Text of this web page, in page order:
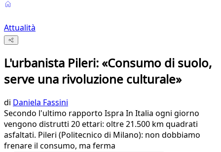
Attualità
L'urbanista Pileri: «Consumo di suolo,
serve una rivoluzione culturale»
di Daniela Fassini
Secondo l'ultimo rapporto Ispra In Italia ogni giorno
vengono distrutti 20 ettari: oltre 21.500 km quadrati
asfaltati. Pileri (Politecnico di Milano): non dobbiamo
frenare il consumo, ma ferma